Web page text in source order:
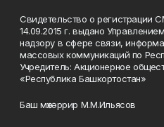
Свидетельство о регистрации
14.09.2015 г. выдано
надзору в сфере связи,
массовых коммуникаций по
Учредитель: Акционерное
«Республика Башкортостан»
Баш мөхәррир М.М.Ильясов